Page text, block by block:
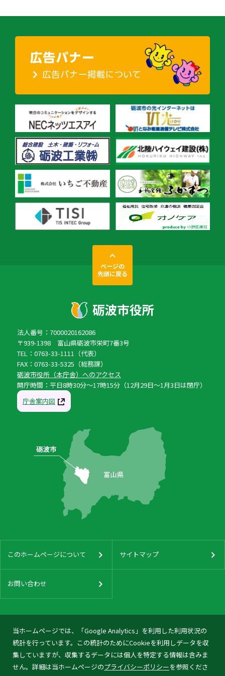
当ホームページでは、「Google Analytics」を利用した利用状況の
統計を行っています。この統計のためにCookieを利用しデータを収
集していますが、収集するデータには個人を特定する情報は含みま
せん。詳細は当ホームページのプライバシーポリシーを参照くださ
ページの
先頭に戻る
法人番号：7000020162086
〒939-1398 富山県砺波市栄町7番3号
TEL：0763-33-1111（代表）
FAX：0763-33-5325（総務課）
砺波市役所（本庁舎）へのアクセス
開庁時間：平日8時30分〜17時15分（12月29日〜1月3日は閉庁）
庁舎案内図
このホームページについて サイトマップ
お問い合わせ